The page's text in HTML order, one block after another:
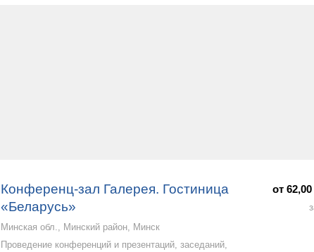
Конференц-зал Галерея. Гостиница
«Беларусь»
Минская обл., Минский район, Минск
Проведение конференций и презентаций, заседаний,
от